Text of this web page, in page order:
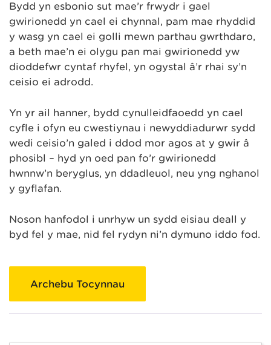
Bydd yn esbonio sut mae’r frwydr i gael
gwirionedd yn cael ei chynnal, pam mae rhyddid
y wasg yn cael ei golli mewn parthau gwrthdaro,
a beth mae’n ei olygu pan mai gwirionedd yw
dioddefwr cyntaf rhyfel, yn ogystal â’r rhai sy’n
ceisio ei adrodd.
Yn yr ail hanner, bydd cynulleidfaoedd yn cael
cyfle i ofyn eu cwestiynau i newyddiadurwr sydd
wedi ceisio’n galed i ddod mor agos at y gwir â
phosibl – hyd yn oed pan fo’r gwirionedd
hwnnw’n beryglus, yn ddadleuol, neu yng nghanol
y gyflafan.
Noson hanfodol i unrhyw un sydd eisiau deall y
byd fel y mae, nid fel rydyn ni’n dymuno iddo fod.
Archebu Tocynnau